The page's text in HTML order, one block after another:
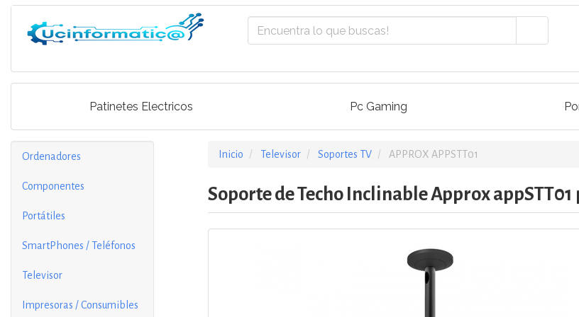
Patinetes Electricos Pc Gaming
Ordenadores
Componentes
Portátiles
SmartPhones / Teléfonos
Televisor
Impresoras / Consumibles
Inicio Televisor Soportes TV APPROX APPSTT01
Soporte de Techo Inclinable Approx